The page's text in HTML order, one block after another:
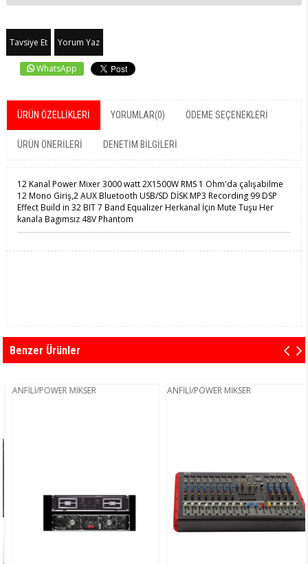
Tavsiye Et Yorum Yaz
WhatsApp
ÜRÜN ÖZELLIKLERI YORUMLAR(0) ÖDEME SEÇENEKLERI
ÜRÜN ÖNERILERI DENETIM BILGILERI
12 Kanal Power Mixer 3000 watt 2X1500W RMS 1 Ohm'da çalışabilme
12 Mono Giriş,2 AUX Bluetooth USB/SD DİSK MP3 Recording 99 DSP
Effect Build in 32 BIT 7 Band Equalizer Herkanal İçin Mute Tuşu Her
kanala Bagımsız 48V Phantom
Benzer Ürünler
ANFİLİ/POWER MİKSER ANFİLİ/POWER MİKSER